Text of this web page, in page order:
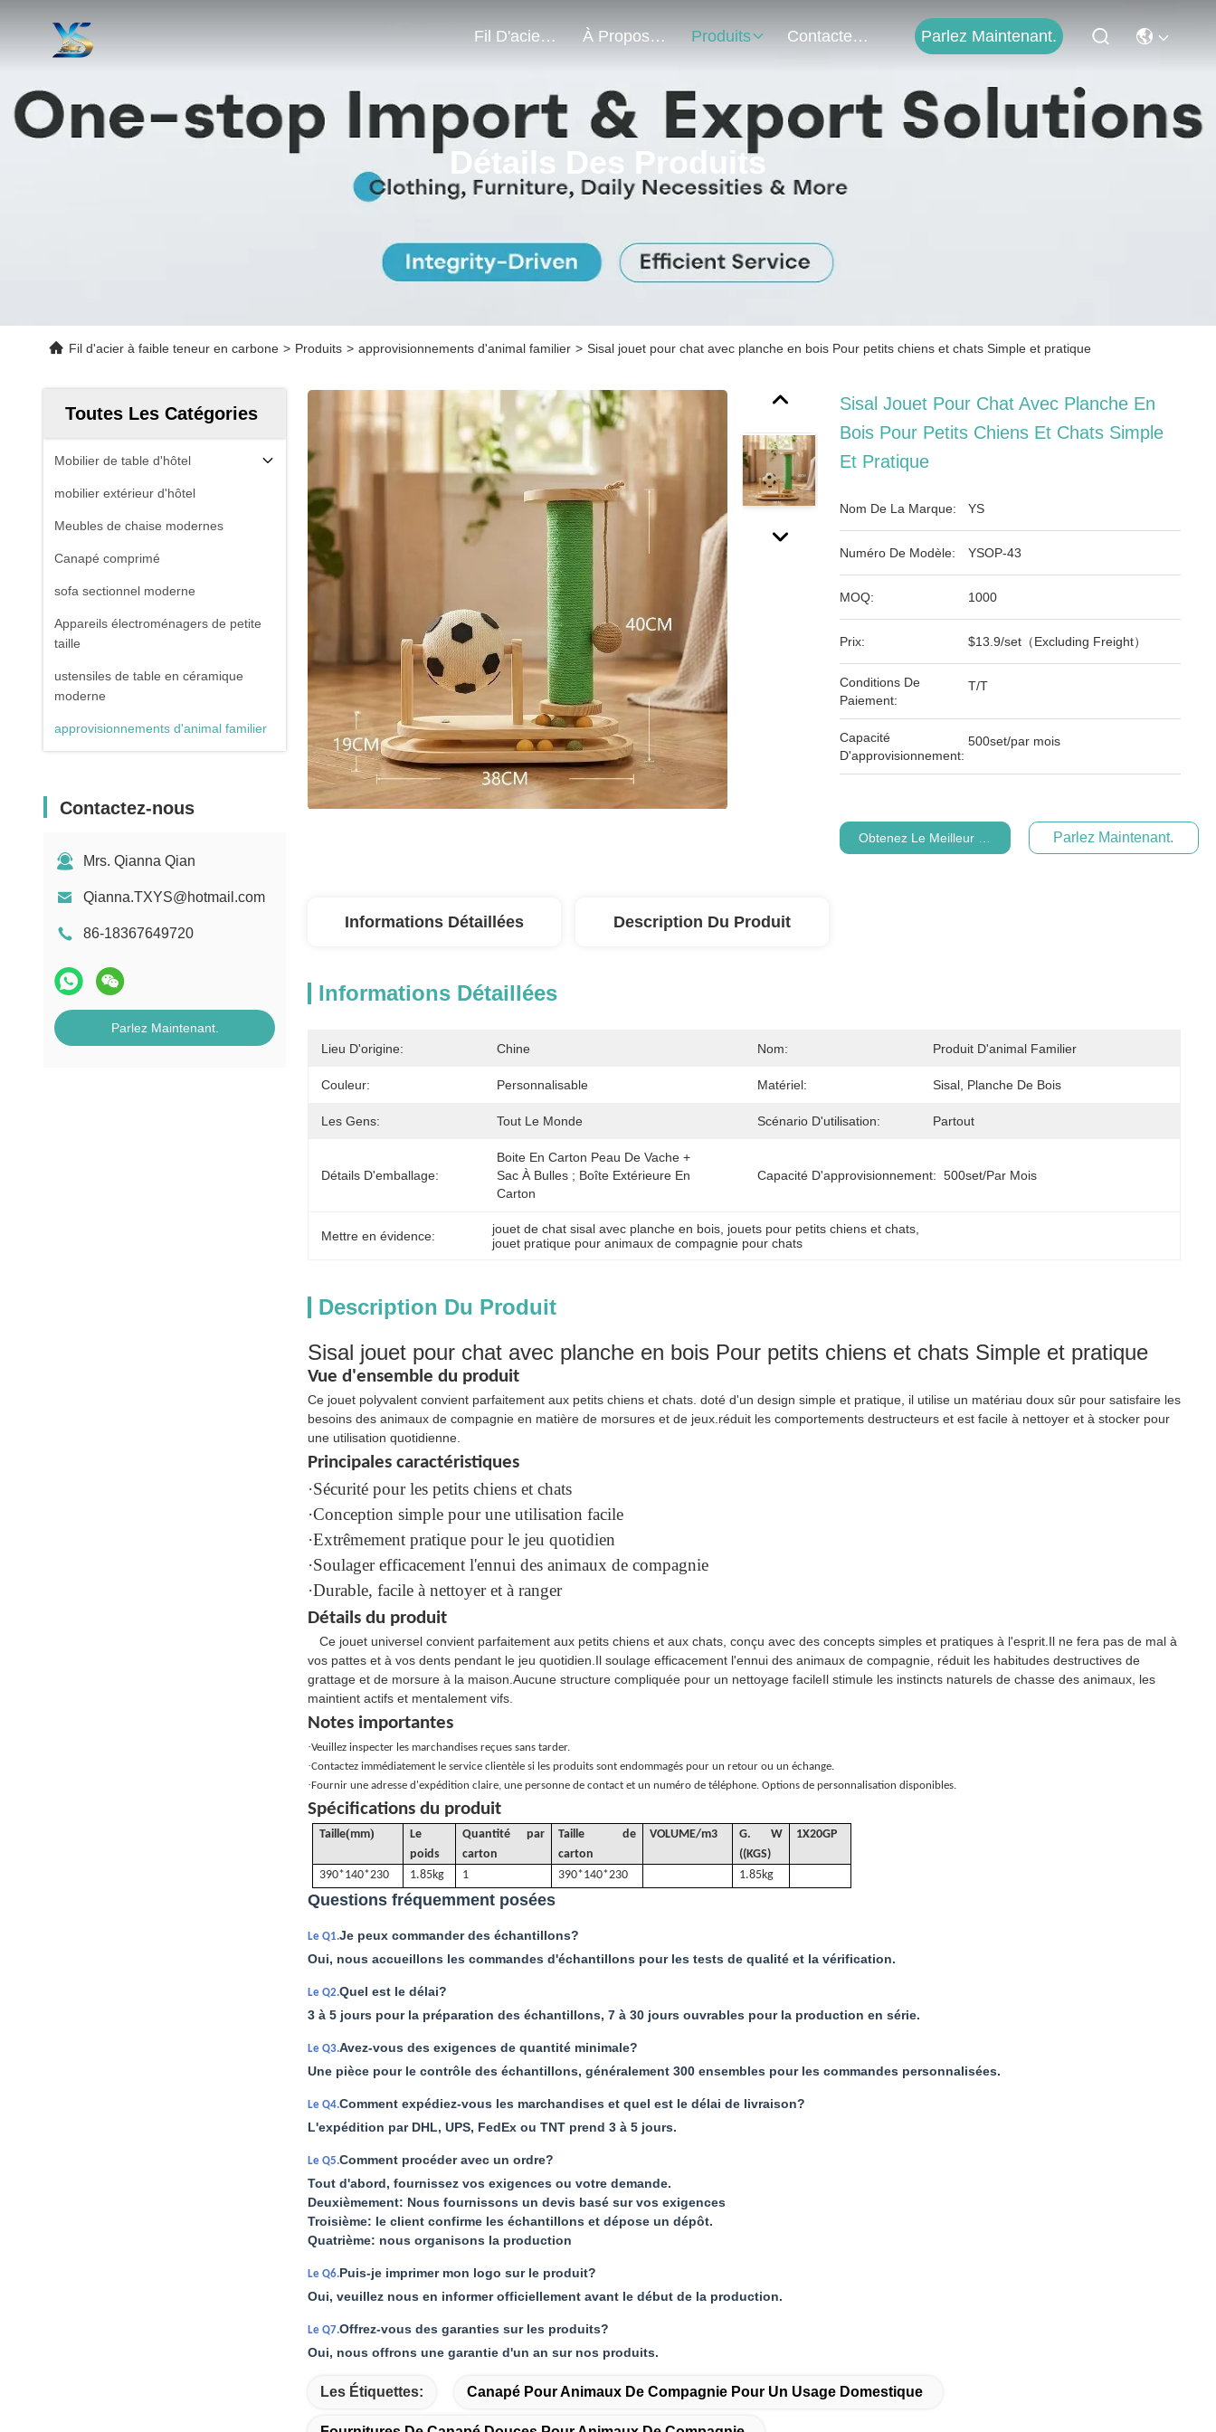
Fil D'acier À Faible Teneur En Carbone À Propos De Nous Produits Contactez-Nous Parlez Maintenant.
Détails Des Produits
Fil d'acier à faible teneur en carbone > Produits > approvisionnements d'animal familier > Sisal jouet pour chat avec planche en bois Pour petits chiens et chats Simple et pratique
Toutes Les Catégories
Mobilier de table d'hôtel
mobilier extérieur d'hôtel
Meubles de chaise modernes
Canapé comprimé
sofa sectionnel moderne
Appareils électroménagers de petite
taille
ustensiles de table en céramique
moderne
approvisionnements d'animal familier
Contactez-nous
Mrs. Qianna Qian
Qianna.TXYS@hotmail.com
86-18367649720
Parlez Maintenant.
Sisal Jouet Pour Chat Avec Planche En
Bois Pour Petits Chiens Et Chats Simple
Et Pratique
Nom De La Marque: YS
Numéro De Modèle: YSOP-43
MOQ: 1000
Prix: $13.9/set（Excluding Freight）
Conditions De
Paiement:
T/T
Capacité
D'approvisionnement:
500set/par mois
Obtenez Le Meilleur Prix Parlez Maintenant.
Informations Détaillées Description Du Produit
Informations Détaillées
Lieu D'origine: Chine Nom: Produit D'animal Familier
Couleur: Personnalisable Matériel: Sisal, Planche De Bois
Les Gens: Tout Le Monde Scénario D'utilisation: Partout
Détails D'emballage:
Boite En Carton Peau De Vache +
Sac À Bulles ; Boîte Extérieure En
Carton
Capacité D'approvisionnement: 500set/par Mois
Mettre en évidence: jouet de chat sisal avec planche en bois, jouets pour petits chiens et chats,
jouet pratique pour animaux de compagnie pour chats
Description Du Produit
Sisal jouet pour chat avec planche en bois Pour petits chiens et chats Simple et pratique
Vue d'ensemble du produit
Ce jouet polyvalent convient parfaitement aux petits chiens et chats. doté d'un design simple et pratique, il utilise un matériau doux sûr pour satisfaire les
besoins des animaux de compagnie en matière de morsures et de jeux.réduit les comportements destructeurs et est facile à nettoyer et à stocker pour
une utilisation quotidienne.
Principales caractéristiques
·Sécurité pour les petits chiens et chats
·Conception simple pour une utilisation facile
·Extrêmement pratique pour le jeu quotidien
·Soulager efficacement l'ennui des animaux de compagnie
·Durable, facile à nettoyer et à ranger
Détails du produit
Ce jouet universel convient parfaitement aux petits chiens et aux chats, conçu avec des concepts simples et pratiques à l'esprit.Il ne fera pas de mal à
vos pattes et à vos dents pendant le jeu quotidien.Il soulage efficacement l'ennui des animaux de compagnie, réduit les habitudes destructives de
grattage et de morsure à la maison.Aucune structure compliquée pour un nettoyage facileIl stimule les instincts naturels de chasse des animaux, les
maintient actifs et mentalement vifs.
Notes importantes
·Veuillez inspecter les marchandises reçues sans tarder.
·Contactez immédiatement le service clientèle si les produits sont endommagés pour un retour ou un échange.
·Fournir une adresse d'expédition claire, une personne de contact et un numéro de téléphone. Options de personnalisation disponibles.
Spécifications du produit
Taille(mm)
Le
poids
Quantité par
carton
Taille de
carton
VOLUME/m3 G. W
((KGS)
1X20GP
390*140*230 1.85kg 1 390*140*230 1.85kg
Questions fréquemment posées
Le Q1.Je peux commander des échantillons?
Oui, nous accueillons les commandes d'échantillons pour les tests de qualité et la vérification.
Le Q2.Quel est le délai?
3 à 5 jours pour la préparation des échantillons, 7 à 30 jours ouvrables pour la production en série.
Le Q3.Avez-vous des exigences de quantité minimale?
Une pièce pour le contrôle des échantillons, généralement 300 ensembles pour les commandes personnalisées.
Le Q4.Comment expédiez-vous les marchandises et quel est le délai de livraison?
L'expédition par DHL, UPS, FedEx ou TNT prend 3 à 5 jours.
Le Q5.Comment procéder avec un ordre?
Tout d'abord, fournissez vos exigences ou votre demande.
Deuxièmement: Nous fournissons un devis basé sur vos exigences
Troisième: le client confirme les échantillons et dépose un dépôt.
Quatrième: nous organisons la production
Le Q6.Puis-je imprimer mon logo sur le produit?
Oui, veuillez nous en informer officiellement avant le début de la production.
Le Q7.Offrez-vous des garanties sur les produits?
Oui, nous offrons une garantie d'un an sur nos produits.
Les Étiquettes: Canapé Pour Animaux De Compagnie Pour Un Usage Domestique